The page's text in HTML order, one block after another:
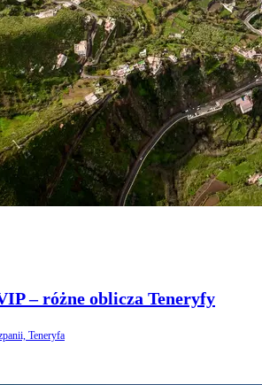
– różne oblicza Teneryfy
Teneryfa